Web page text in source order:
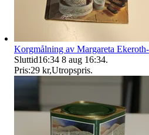
Korgmålning av Margareta
Sluttid16:34 8 aug 16:34.
Pris:29 kr,Utropspris.